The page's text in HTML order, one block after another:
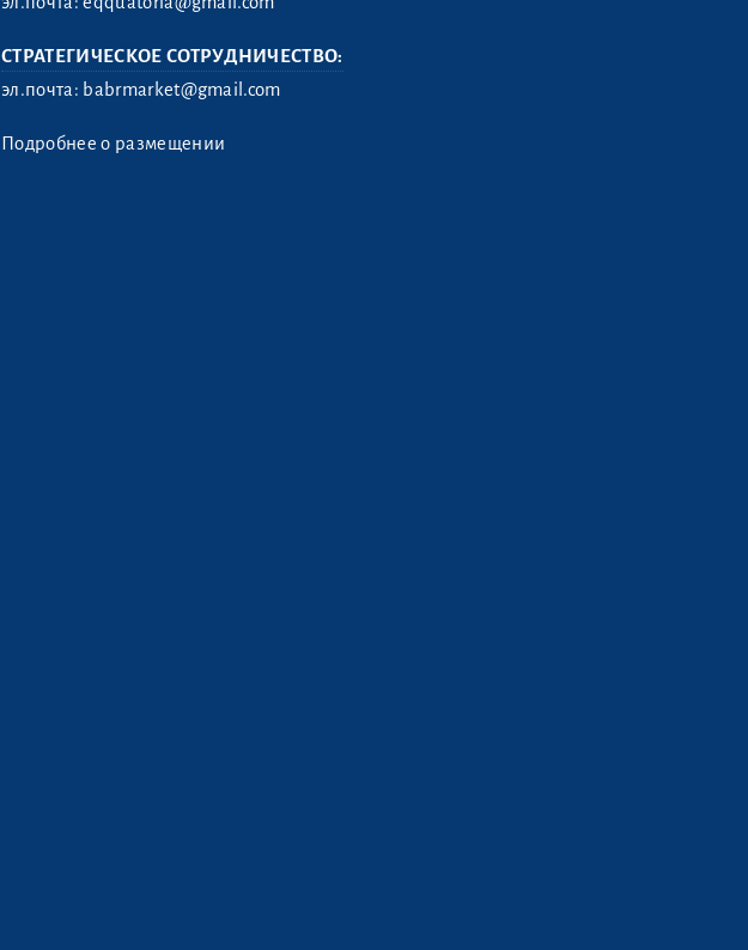
СТРАТЕГИЧЕСКОЕ СОТРУДНИЧЕСТВО:
эл.почта: babrmarket@gmail.com
Подробнее о размещении